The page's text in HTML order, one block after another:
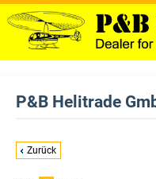
P&B Helitrade
Zurück